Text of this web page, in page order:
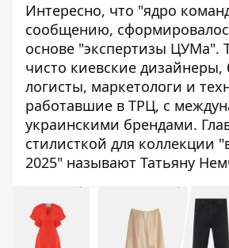
Интересно, что "ядро
сообщению,
основе "экспертизы ЦУМа".
чисто киевские дизайнеры,
логисты, маркетологи и
работавшие в ТРЦ, с
украинскими брендами.
стилисткой для коллекции
2025" называют Татьяну